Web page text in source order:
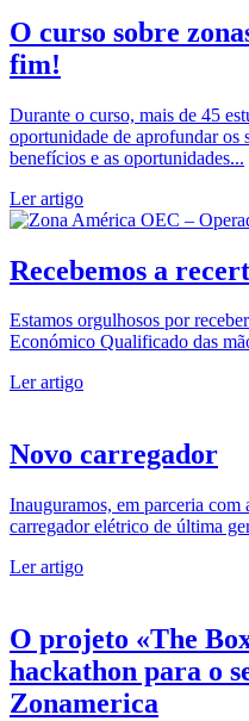
O curso sobre
fim!
Durante o curso, mais de 45
oportunidade de aprofundar os
benefícios e as oportunidades...
Ler artigo
Recebemos a
Estamos orgulhosos por
Económico Qualificado das
Ler artigo
Novo carregador
Inauguramos, em parceria
carregador elétrico de última
Ler artigo
O projeto «The
hackathon para o
Zonamerica